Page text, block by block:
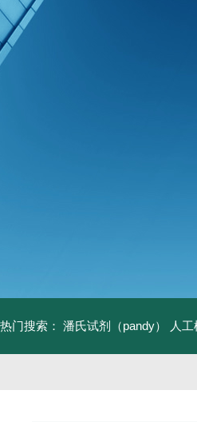
热门搜索： 潘氏试剂（pandy） 人